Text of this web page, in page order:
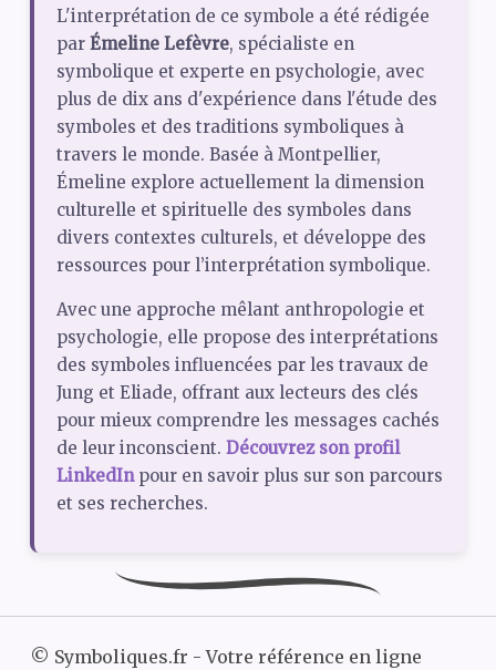
L'interprétation de ce symbole a été rédigée
par Émeline Lefèvre, spécialiste en
symbolique et experte en psychologie, avec
plus de dix ans d'expérience dans l'étude des
symboles et des traditions symboliques à
travers le monde. Basée à Montpellier,
Émeline explore actuellement la dimension
culturelle et spirituelle des symboles dans
divers contextes culturels, et développe des
ressources pour l’interprétation symbolique.
Avec une approche mêlant anthropologie et
psychologie, elle propose des interprétations
des symboles influencées par les travaux de
Jung et Eliade, offrant aux lecteurs des clés
pour mieux comprendre les messages cachés
de leur inconscient. Découvrez son profil
LinkedInpour en savoir plus sur son parcours
et ses recherches.
© Symboliques.fr - Votre référence en ligne